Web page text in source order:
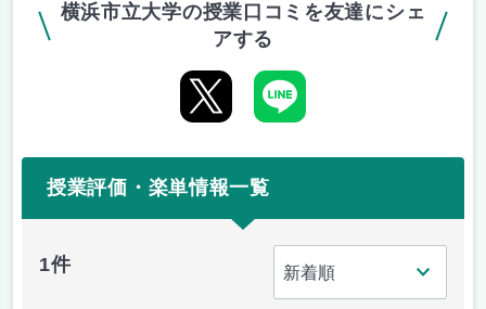
横浜市立大学の授業口コミを友達にシェ
アする
授業評価・楽単情報一覧
1件